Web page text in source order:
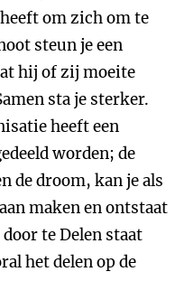
om zich om te
steun je een
hij of zij moeite
sta je sterker.
heeft een
worden; de
de droom, kan je als
maken en ontstaat
te Delen staat
het delen op de